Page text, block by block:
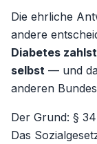
Die ehrliche
andere
Diabetes
selbst — und
anderen
Der Grund: §
Das